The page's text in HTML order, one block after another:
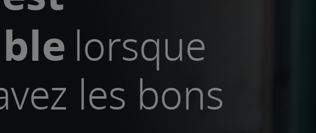
lorsque
les bons